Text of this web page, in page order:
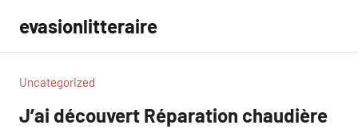
contenu
evasionlitteraire
Uncategorized
J’ai découvert Réparation chaudière